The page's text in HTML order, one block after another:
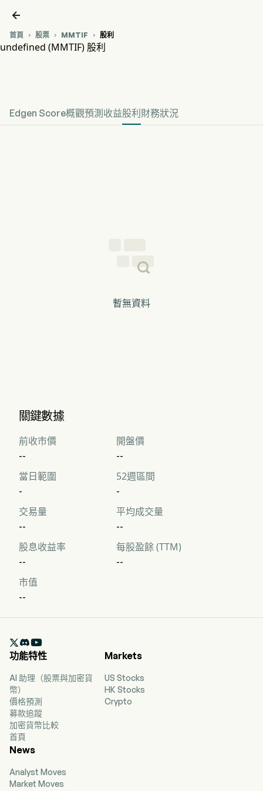

首頁  股票  MMTIF  股利
undefined (MMTIF) 股利
Edgen Score概觀預測 收益股利 財務狀況
暫無資料
關鍵數據
前收市價
--
開盤價
--
當日範圍
-
52週區間
-
交易量
--
平均成交量
--
股息收益率
--
每股盈餘 (TTM)
--
市值
--

功能特性
AI 助理（股票與加密貨
幣）
價格預測
募款追蹤
加密貨幣比較
首頁
Markets
US Stocks
HK Stocks
Crypto
News
Analyst Moves
Market Moves